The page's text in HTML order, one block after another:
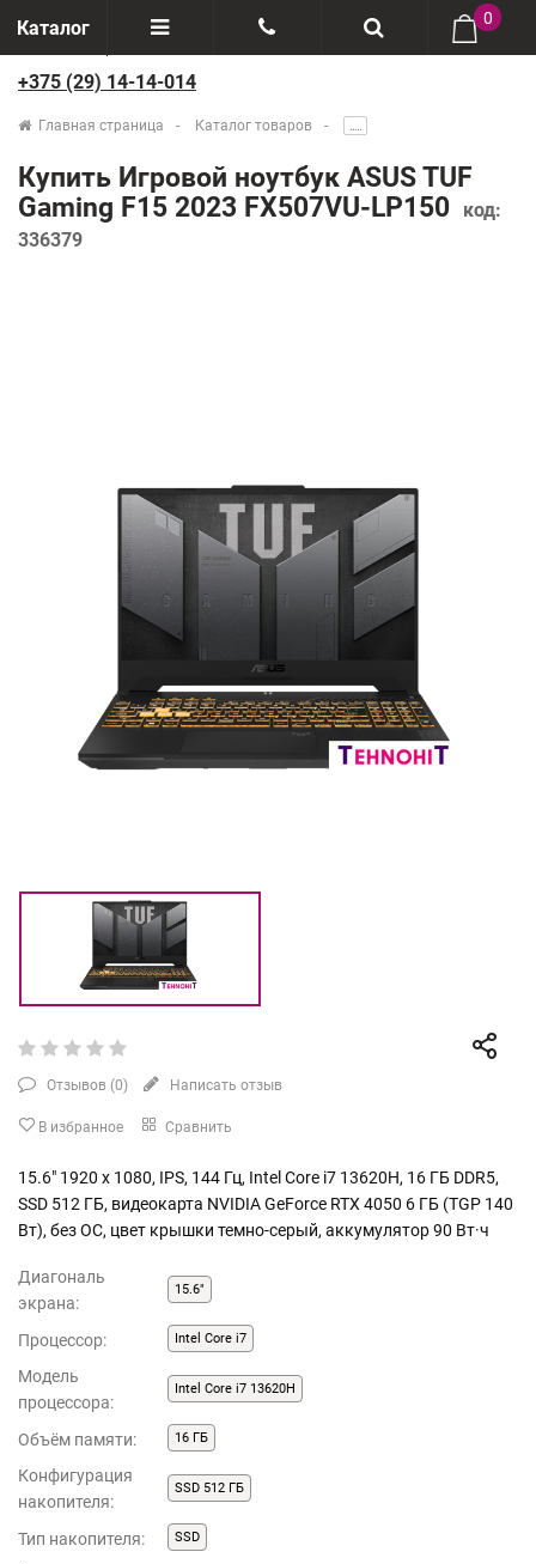
Каталог
Отзывы
Производители
Возврат товаров
+375(29) 888-44-44
0
+375 (29) 14-14-014
Главная страница Каталог товаров .....
Купить Игровой ноутбук ASUS TUF
Gaming F15 2023 FX507VU-LP150
код:
336379
Отзывов (0) Написать отзыв
В избранное Сравнить
15.6" 1920 x 1080, IPS, 144 Гц, Intel Core i7 13620H, 16 ГБ DDR5,
SSD 512 ГБ, видеокарта NVIDIA GeForce RTX 4050 6 ГБ (TGP 140
Вт), без ОС, цвет крышки темно-серый, аккумулятор 90 Вт·ч
Диагональ
экрана:
15.6"
Процессор: Intel Core i7
Модель
процессора:
Intel Core i7 13620H
Объём памяти: 16 ГБ
Конфигурация
накопителя:
SSD 512 ГБ
Тип накопителя: SSD